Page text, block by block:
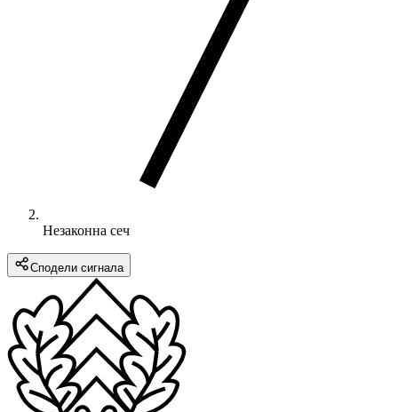
Незаконна сеч
Сподели сигнала